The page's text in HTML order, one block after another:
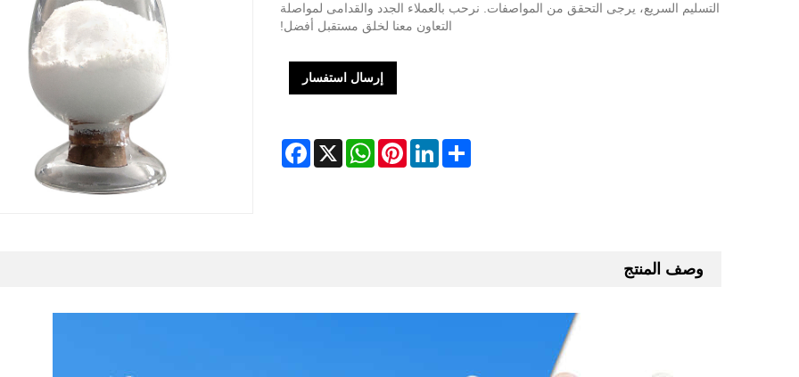
التسليم السريع، يرجى التحقق من المواصفات. نرحب بالعملاء الجدد والقدامى لمواصلة
التعاون معنا لخلق مستقبل أفضل!
إرسال استفسار
Facebook X
WhatsAppPinterestLinkedInShare
وصف المنتج